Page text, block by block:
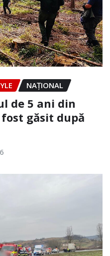
NAŢIONAL
de 5 ani din
găsit după